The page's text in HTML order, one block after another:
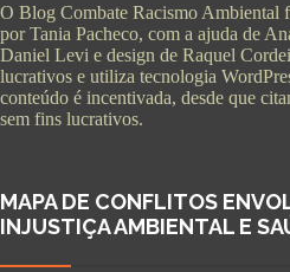
O Blog Combate Racismo Ambiental
por Tania Pacheco, com a ajuda de
Daniel Levi e design de Raquel
lucrativos e utiliza tecnologia
conteúdo é incentivada, desde que
sem fins lucrativos.
MAPA DE CONFLITOS
INJUSTIÇA AMBIENTAL E